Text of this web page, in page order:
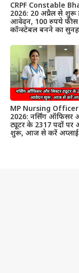
CRPF Constable
2026: 20 अप्रैल से शुरू
आवेदन, 100 रुपये
कॉन्स्टेबल बनने का
MP Nursing
2026: नर्सिंग ऑफिसर
ट्यूटर के 2317 पदों
शुरू, आज से करें अप्लाई